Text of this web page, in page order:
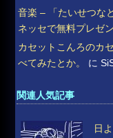
音楽 – 「たいせつな
ネッセで無料プレゼ
カセットこんろのカ
べてみたとか。
に
関連人気記事
日